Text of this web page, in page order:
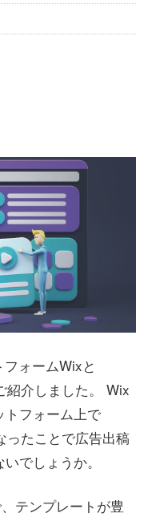
ォームWixと
紹介しました。 Wix
トフォーム上で
ったことで広告出稿
でしょうか。
テンプレートが豊